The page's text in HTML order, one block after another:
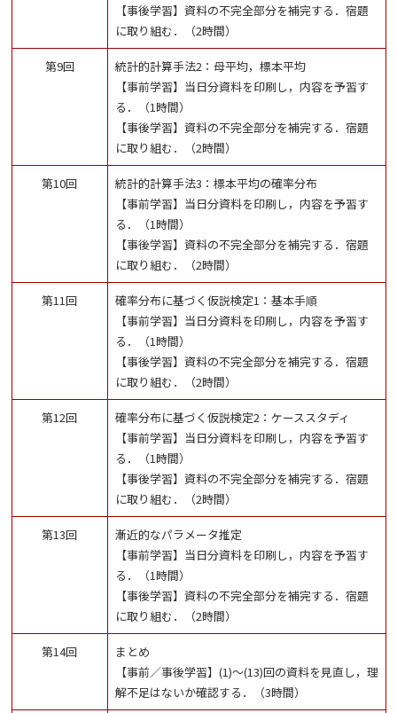
【事後学習】資料の不完全部分を補完する．宿題
に取り組む．（2時間）
第9回
統計的計算手法2：母平均，標本平均
【事前学習】当日分資料を印刷し，内容を予習す
る．（1時間）
【事後学習】資料の不完全部分を補完する．宿題
に取り組む．（2時間）
第10回
統計的計算手法3：標本平均の確率分布
【事前学習】当日分資料を印刷し，内容を予習す
る．（1時間）
【事後学習】資料の不完全部分を補完する．宿題
に取り組む．（2時間）
第11回
確率分布に基づく仮説検定1：基本手順
【事前学習】当日分資料を印刷し，内容を予習す
る．（1時間）
【事後学習】資料の不完全部分を補完する．宿題
に取り組む．（2時間）
第12回
確率分布に基づく仮説検定2：ケーススタディ
【事前学習】当日分資料を印刷し，内容を予習す
る．（1時間）
【事後学習】資料の不完全部分を補完する．宿題
に取り組む．（2時間）
第13回
漸近的なパラメータ推定
【事前学習】当日分資料を印刷し，内容を予習す
る．（1時間）
【事後学習】資料の不完全部分を補完する．宿題
に取り組む．（2時間）
第14回
まとめ
【事前／事後学習】(1)～(13)回の資料を見直し，理
解不足はないか確認する．（3時間）